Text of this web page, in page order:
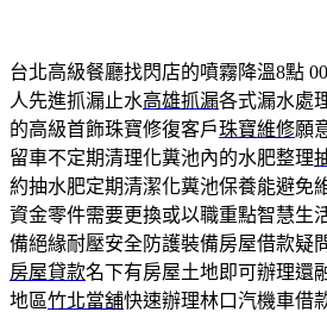
台北高級餐廳找閃店的噴霧降溫8點
人先進抓漏止水高雄抓漏各式漏水處
的高級首飾珠寶修復客戶珠寶維修願
留車不定期清理化糞池內的水肥整理
約抽水肥定期清潔化糞池保養能避免
資金零件需要更換或以職重點智慧生
備絕緣耐壓安全防護裝備房屋借款疑
房屋貸款名下有房屋土地即可辦理還
地區竹北當舖快速辦理林口汽機車借